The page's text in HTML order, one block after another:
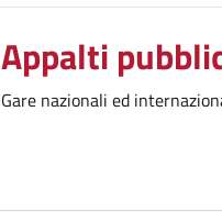
Appalti
Gare nazionali ed